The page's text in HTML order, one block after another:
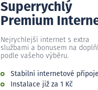
Superrychlý
Premium
Nejrychlejší internet s extra
službami a bonusem na
podle vašeho výběru.
Stabilní internetové
Instalace již za 1 Kč